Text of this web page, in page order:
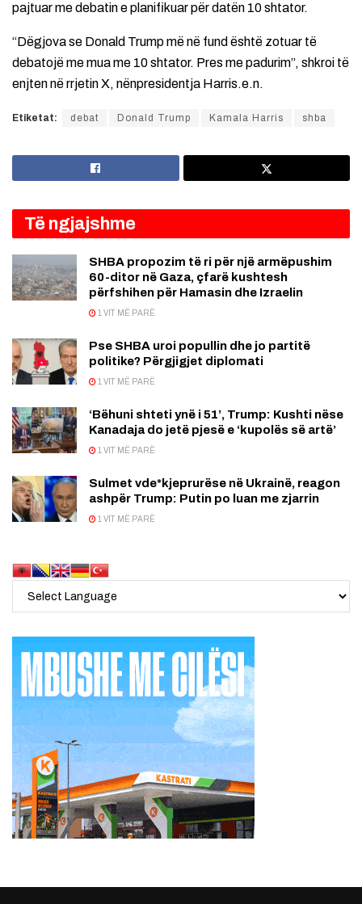
pajtuar me debatin e planifikuar për datën 10 shtator.
“Dëgjova se Donald Trump më në fund është zotuar të
debatojë me mua me 10 shtator. Pres me padurim”, shkroi të
enjten në rrjetin X, nënpresidentja Harris.e.n.
Etiketat: debat Donald Trump Kamala Harris shba
Të ngjajshme
SHBA propozim të ri për një armëpushim
60-ditor në Gaza, çfarë kushtesh
përfshihen për Hamasin dhe Izraelin
1 VIT MË PARË
Pse SHBA uroi popullin dhe jo partitë
politike? Përgjigjet diplomati
1 VIT MË PARË
‘Bëhuni shteti ynë i 51’, Trump: Kushti nëse
Kanadaja do jetë pjesë e ‘kupolës së artë’
1 VIT MË PARË
Sulmet vde*kjeprurëse në Ukrainë, reagon
ashpër Trump: Putin po luan me zjarrin
1 VIT MË PARË